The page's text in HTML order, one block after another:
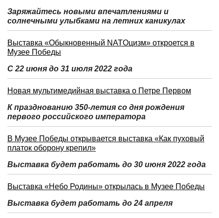
Заряжайтесь новыми впечатлениями и
солнечными улыбками на летних каникулах
Выставка «Обыкновенный NATOцизм» откроется в
Музее Победы
С 22 июня до 31 июля 2022 года
Новая мультимедийная выставка о Петре Первом
К празднованию 350-летия со дня рождения
первого российского императора
В Музее Победы открывается выставка «Как пуховый
платок оборону крепил»
Выставка будет работать до 30 июня 2022 года
Выставка «Небо Родины» открылась в Музее Победы
Выставка будет работать до 24 апреля